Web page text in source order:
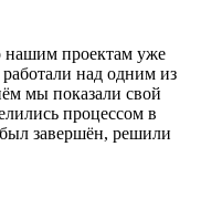
нашим проектам уже
над одним из
мы показали свой
процессом в
завершён, решили